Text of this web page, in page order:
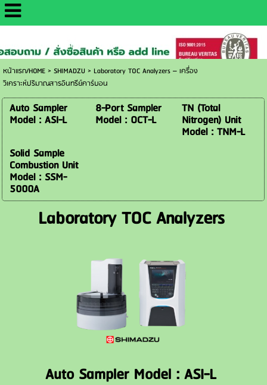
http://www.daisaemetrology.co.th/
หน้าแรก/HOME> SHIMADZU> Laboratory TOC Analyzers – เครื่อง
วิเคราะห์ปริมาณสารอินทรีย์คาร์บอน​​
Auto Sampler
Model : ASI-L
8-Port Sampler
Model : OCT-L
TN (Total
Nitrogen) Unit
Model : TNM-L
Solid Sample
Combustion Unit
Model : SSM-
5000A
Laboratory TOC Analyzers ​​
Auto Sampler Model : ASI-L